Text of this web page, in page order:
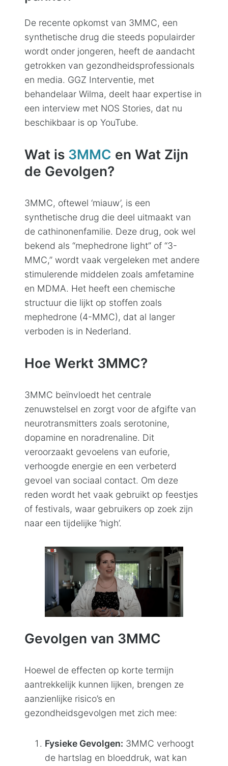
De recente opkomst van 3MMC, een
synthetische drug die steeds populairder
wordt onder jongeren, heeft de aandacht
getrokken van gezondheidsprofessionals
en media. GGZ Interventie, met
behandelaar Wilma, deelt haar expertise in
een interview met NOS Stories, dat nu
beschikbaar is op YouTube.
Wat is 3MMC en Wat Zijn
de Gevolgen?
3MMC, oftewel ‘miauw’, is een
synthetische drug die deel uitmaakt van
de cathinonenfamilie. Deze drug, ook wel
bekend als “mephedrone light” of “3-
MMC,” wordt vaak vergeleken met andere
stimulerende middelen zoals amfetamine
en MDMA. Het heeft een chemische
structuur die lijkt op stoffen zoals
mephedrone (4-MMC), dat al langer
verboden is in Nederland.
Hoe Werkt 3MMC?
3MMC beïnvloedt het centrale
zenuwstelsel en zorgt voor de afgifte van
neurotransmitters zoals serotonine,
dopamine en noradrenaline. Dit
veroorzaakt gevoelens van euforie,
verhoogde energie en een verbeterd
gevoel van sociaal contact. Om deze
reden wordt het vaak gebruikt op feestjes
of festivals, waar gebruikers op zoek zijn
naar een tijdelijke ‘high’.
Gevolgen van 3MMC
Hoewel de effecten op korte termijn
aantrekkelijk kunnen lijken, brengen ze
aanzienlijke risico’s en
gezondheidsgevolgen met zich mee:
Fysieke Gevolgen: 3MMC verhoogt
de hartslag en bloeddruk, wat kan